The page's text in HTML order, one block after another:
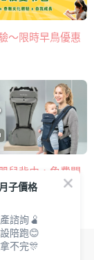
～限時早鳥優惠
兒背巾​，免費開
子價格
諮詢🫄
陪跑😊
不完🎊